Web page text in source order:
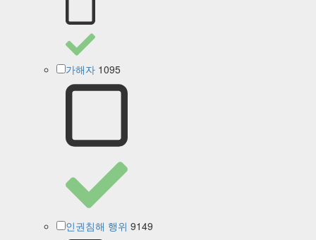
가해자 1095
인권침해 행위 9149